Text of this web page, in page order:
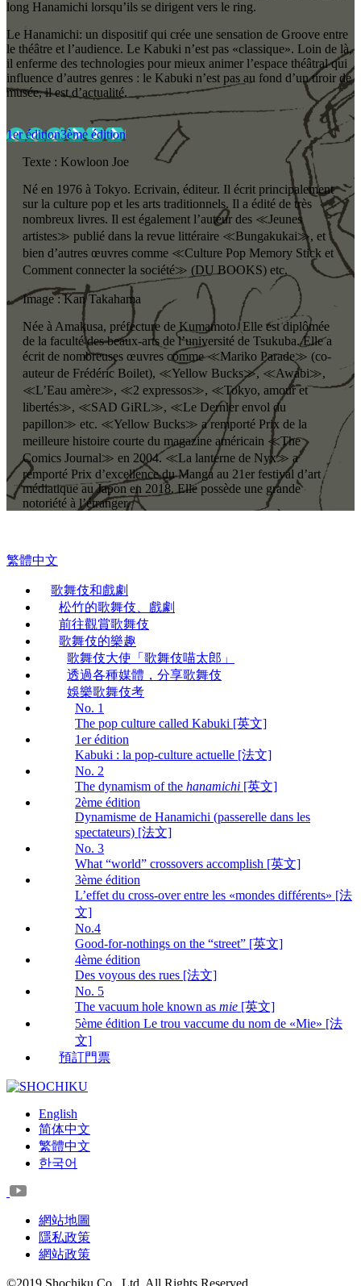
long Hanamichi lorsqu’ils se dirigent vers le ring.
Le Hanamichi: un dispositif qui crée une sensation de Groove entre
le théâtre et l’audience. Le Kabuki n’est pas «classique». Loin de là,
il enferme des technologies pour mieux animer l’espace théâtral qui
influence d’autres genres : le Kabuki n’est pas au fond d’un tiroir de
musée, il est d’actualité.
1er édition3ème édition
Texte : Kowloon Joe
Né en 1976 à Tokyo. Ecrivain, éditeur. Il écrit principalement
sur la culture pop et les arts traditionnels. Il a édité de très
nombreux livres. Il est également l’auteur des ≪Jeunes
artistes≫ publié dans la revue littéraire ≪Bungakukai≫, et
bien d’autres œuvres comme ≪Culture Pop Memory Stick et
Comment connecter la société≫ (DU BOOKS) etc.
Image : Kan Takahama
Née à Amakusa, préfecture de Kumamoto. Elle est diplômée
de la faculté des beaux-arts de l’université de Tsukuba. Elle a
écrit de nombreuses œuvres comme ≪Mariko Parade≫ (co-
auteur de Frédéric Boilet), ≪Yellow Bucks≫, ≪Awabi≫,
≪L’Eau amère≫, ≪2 expressos≫, ≪Tokyo, amour et
libertés≫, ≪SAD GiRL≫, ≪Le Dernier envol du
papillon≫ etc. ≪Yellow Bucks≫ a remporté Prix de la
meilleure histoire courte du magazine américain ≪The
Comics Journal≫ en 2004. ≪La lanterne de Nyx≫ a
remporté Prix d’excellence du Manga au 21er festival d’art
médiatique au Japon en 2018. Elle possède une grande
notoriété à l’étranger.
繁體中文
歌舞伎和戲劇
松竹的歌舞伎、戲劇
前往觀賞歌舞伎
歌舞伎的樂趣
歌舞伎大使「歌舞伎喵太郎」
透過各種媒體，分享歌舞伎
娛樂歌舞伎考
No. 1
The pop culture called Kabuki [英文]
1er édition
Kabuki : la pop-culture actuelle [法文]
No. 2
The dynamism of the hanamichi [英文]
2ème édition
Dynamisme de Hanamichi (passerelle dans les
spectateurs) [法文]
No. 3
What “world” crossovers accomplish [英文]
3ème édition
L’effet du cross-over entre les «mondes différents» [法
文]
No.4
Good-for-nothings on the “street” [英文]
4ème édition
Des voyous des rues [法文]
No. 5
The vacuum hole known as mie [英文]
5ème édition Le trou vaccume du nom de «Mie» [法
文]
預訂門票
English
简体中文
繁體中文
한국어
網站地圖
隱私政策
網站政策